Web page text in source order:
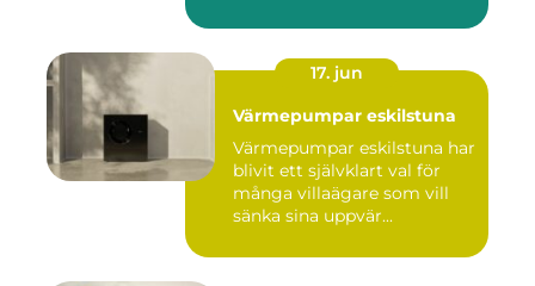
17. jun
Värmepumpar eskilstuna
Värmepumpar eskilstuna har
blivit ett självklart val för
många villaägare som vill
sänka sina uppvär...